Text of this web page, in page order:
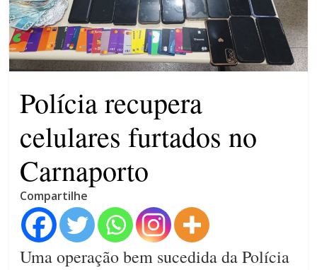
Dourado e Lilás
Agosto Lilás combate a
violência contra a mulher
Polícia recupera
celulares furtados no
Carnaporto
Compartilhe
Uma operação bem sucedida da Polícia